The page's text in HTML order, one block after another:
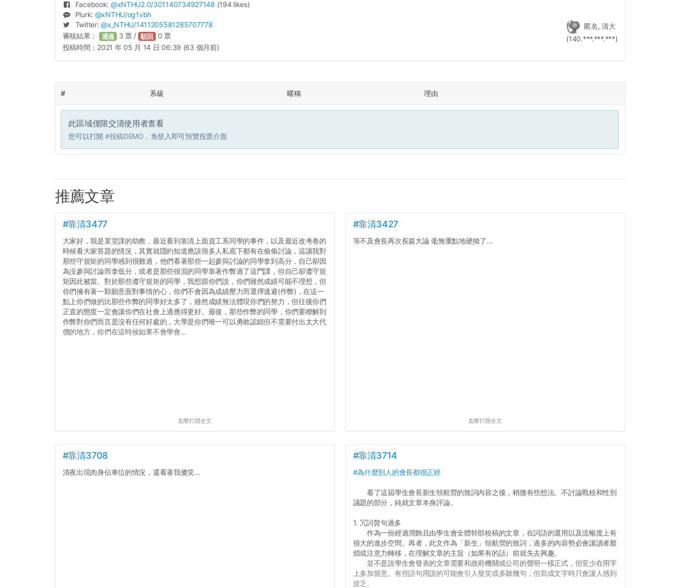
Facebook: @xNTHU2.0/301140734927148 (194 likes)
Plurk: @xNTHU/og1vbh
Twitter:@x_NTHU/1411205581285707778
匿名, 清大
(140.***.***.***)
審核結果： 通過 3 票 / 駁回 0 票
投稿時間： 2021 年 05 月 14 日 06:39 (63 個月前)
# 系級 暱稱 理由
此區域僅限交清使用者查看
您可以打開 #投稿DEMO ，免登入即可預覽投票介面
推薦文章
#靠清3477
大家好，我是某堂課的助教，最近看到靠清上面資工系同學的事件，以及最近改考卷的
時候看大家答題的情況，其實就隱約知道應該很多人私底下都有在偷偷討論，這讓我對
那些守規矩的同學感到很難過，他們看著那些一起參與討論的同學拿到高分，自己卻因
為沒參與討論而拿低分，或者是那些很混的同學靠著作弊過了這門課，但自己卻遵守規
矩因此被當。對於那些遵守規矩的同學，我想跟你們說，你們雖然成績可能不理想，但
你們擁有著一顆願意面對事情的心，你們不會因為成績壓力而選擇逃避(作弊)，在這一
點上你們做的比那些作弊的同學好太多了，雖然成績無法體現你們的努力，但往後你們
正直的態度一定會讓你們在社會上適應得更好。最後，那些作弊的同學，你們要瞭解到
作弊對你們而言是沒有任何好處的，大學是你們唯一可以勇敢認錯但不需要付出太大代
價的地方，你們在這時候如果不會學會...
點擊打開全文
#靠清3427
等不及會長再次長篇大論 毫無重點地硬拗了...
點擊打開全文
#靠清3708
清夜出現肉身佔車位的情況，還看著我傻笑...
#靠清3714
#為什麼別人的會長都很正經
看了這屆學生會長新生領航營的致詞內容之後，稍微有些想法。不討論戰校和性別
議題的部分，純就文章本身評論。
1. 冗詞贅句過多
作為一份經過潤飾且由學生會全體幹部校稿的文章，在詞語的選用以及流暢度上有
很大的進步空間。再者，此文作為「新生」領航營的致詞，過多的內容勢必會讓讀者厭
煩或注意力轉移，在理解文章的主旨（如果有的話）前就失去興趣。
並不是說學生會發表的文章需要和政府機關或公司的聲明一樣正式，但至少在用字
上多加留意。有些語句用說的可能會引人發笑或多聽幾句，但寫成文字時只會讓人感到
疲乏。